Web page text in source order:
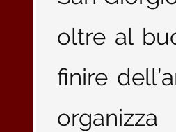
oltre al
finire